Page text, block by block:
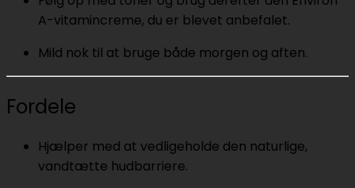
A-vitamincreme, du er blevet anbefalet.
Mild nok til at bruge både morgen og aften.
Fordele
Hjælper med at vedligeholde den naturlige,
vandtætte hudbarriere.